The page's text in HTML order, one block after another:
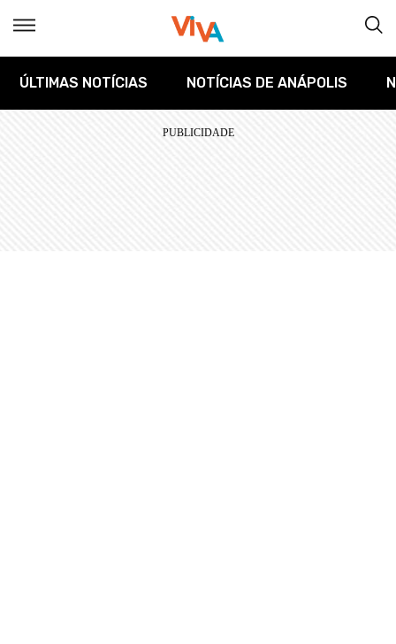
ÚLTIMAS NOTÍCIAS NOTÍCIAS DE ANÁPOLIS